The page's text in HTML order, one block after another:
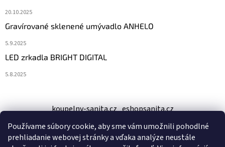
Používame súbory cookie, aby sme vám umožnili pohodlné
prehliadanie webovej stránky a vďaka analýze neustále
20.10.2025
Gravírované sklenené umývadlo ANHELO
5.9.2025
LED zrkadla BRIGHT DIGITAL
5.8.2025
koupelny-sanita.cz eshopsanita.cz